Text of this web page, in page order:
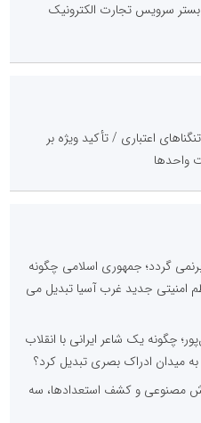
در بستر سرویس تجارت الکترونیک
اعتباری / تأکید ویژه بر
واحدها
گردد؛ جمهوری اسلامی چگونه
امنیتی جدید غرب آسیا تبدیل می
چگونه یک شاعر ایرانی با انقلاب
میدان ادراک بصری تبدیل کرد؟
مصنوعی و کشف استعدادها، سه